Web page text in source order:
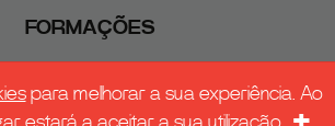
FORMAÇÕES
• 2026 - All Rights Reserved.
by
Global Pixel
para melhorar a sua experiência. Ao